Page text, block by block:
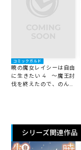
コミックガルド
暁の魔女レイシーは自由
に生きたい 4 ～魔王討
伐を終えたので、のんび
シリーズ関連作品